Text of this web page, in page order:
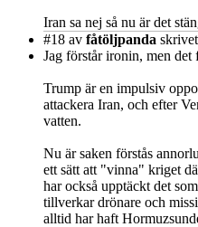
Iran sa nej så nu är det
#18 av fåtöljpanda
Jag förstår ironin, men det
Trump är en impulsiv
attackera Iran, och efter
vatten.
Nu är saken förstås
ett sätt att "vinna" kriget
har också upptäckt det
tillverkar drönare och
alltid har haft